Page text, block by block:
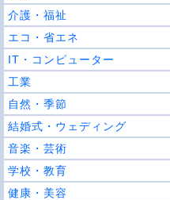
介護・福祉
エコ・省エネ
IT・コンピューター
工業
自然・季節
結婚式・ウェディング
音楽・芸術
学校・教育
健康・美容